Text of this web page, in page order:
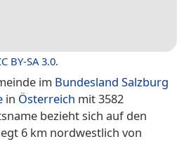
BY-SA 3.0.
im Bundesland Salzburg
in Österreich mit 3582
bezieht sich auf den
6 km nordwestlich von